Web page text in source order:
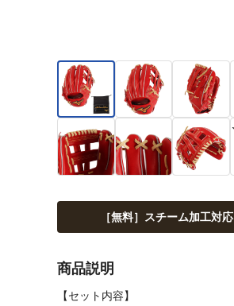
［無料］スチーム加工対応
商品説明
【セット内容】